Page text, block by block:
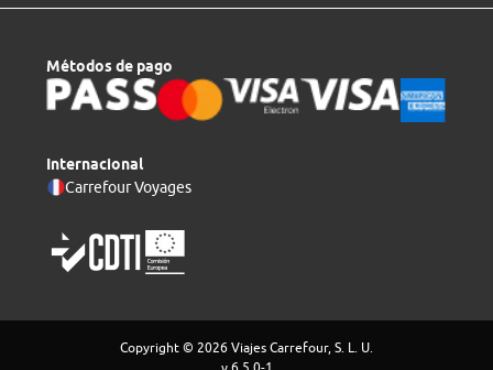
Métodos de pago
Internacional
Carrefour Voyages
Copyright © 2026 Viajes Carrefour, S. L. U.